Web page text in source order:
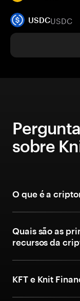
USDCUSDC
sobre
O que é a
Quais são as
recursos da
KFT e Knit